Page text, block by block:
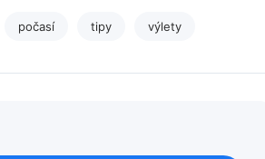
počasí tipy výlety